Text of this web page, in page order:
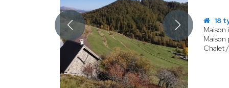
18
Maison
Maison
Chalet